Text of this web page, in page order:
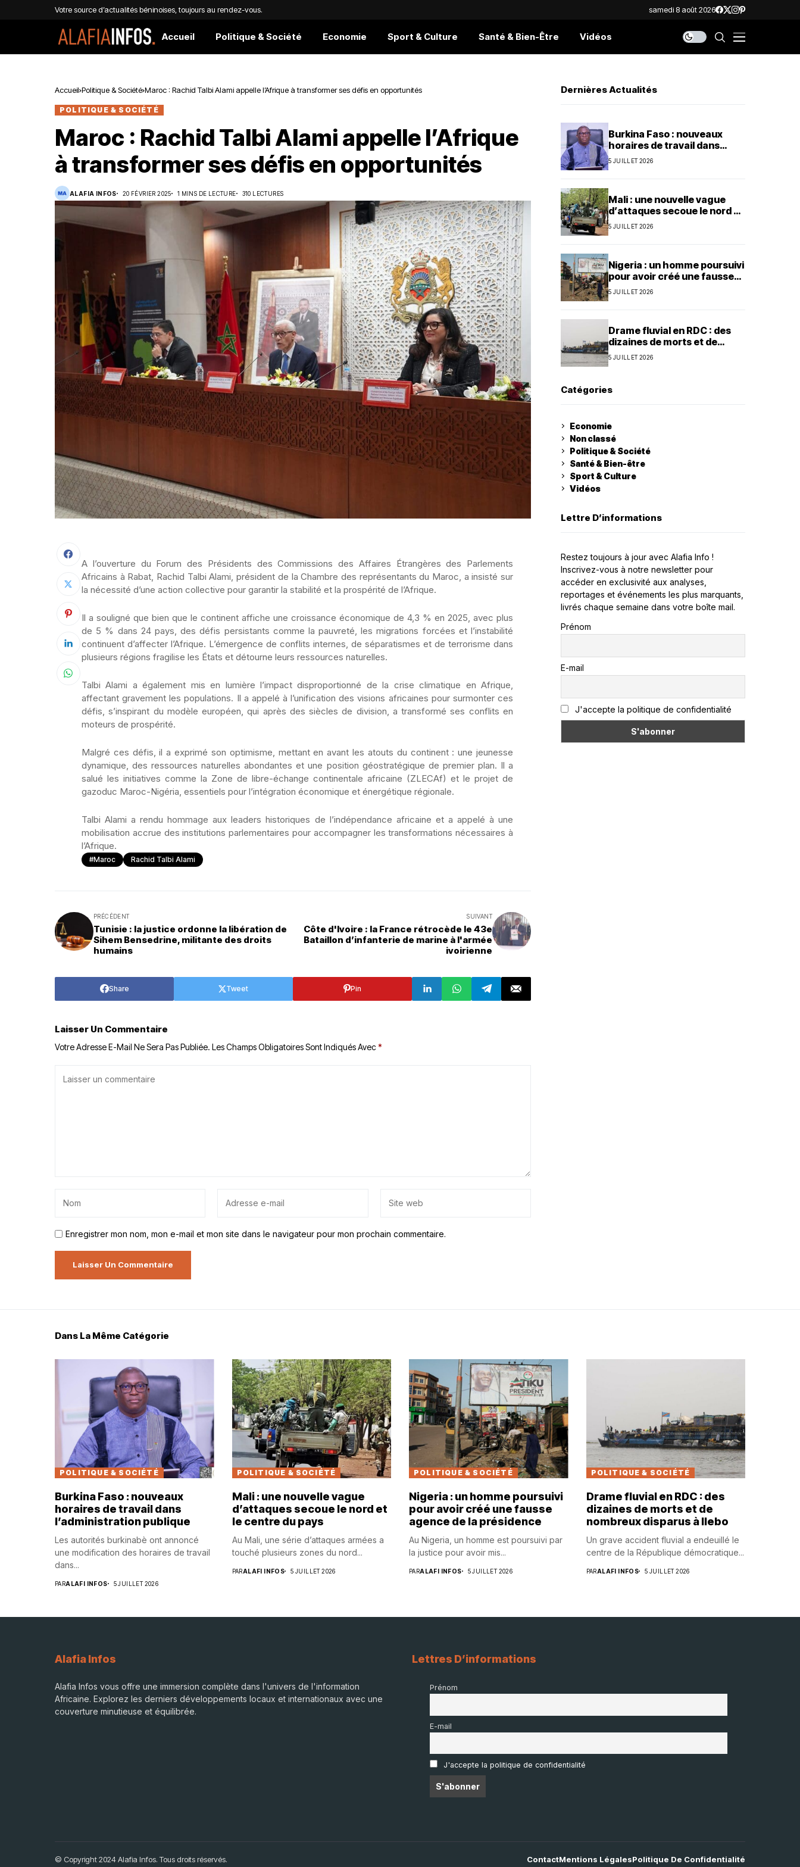
Votre source d’actualités béninoises, toujours au rendez-vous. samedi 8 août 2026
Accueil Politique & Société Economie Sport & Culture Santé & Bien-Être Vidéos
Accueil Politique & Société Maroc : Rachid Talbi Alami appelle l’Afrique à transformer ses défis en opportunités
POLITIQUE & SOCIÉTÉ
Maroc : Rachid Talbi Alami appelle l’Afrique
à transformer ses défis en opportunités
ALAFIA INFOS 20 FÉVRIER 2025 1 MINS DE LECTURE 310 LECTURES
A l’ouverture du Forum des Présidents des Commissions des Affaires Étrangères des Parlements
Africains à Rabat, Rachid Talbi Alami, président de la Chambre des représentants du Maroc, a insisté sur
la nécessité d’une action collective pour garantir la stabilité et la prospérité de l’Afrique.
Il a souligné que bien que le continent affiche une croissance économique de 4,3 % en 2025, avec plus
de 5 % dans 24 pays, des défis persistants comme la pauvreté, les migrations forcées et l’instabilité
continuent d’affecter l’Afrique. L’émergence de conflits internes, de séparatismes et de terrorisme dans
plusieurs régions fragilise les États et détourne leurs ressources naturelles.
Talbi Alami a également mis en lumière l’impact disproportionné de la crise climatique en Afrique,
affectant gravement les populations. Il a appelé à l’unification des visions africaines pour surmonter ces
défis, s’inspirant du modèle européen, qui après des siècles de division, a transformé ses conflits en
moteurs de prospérité.
Malgré ces défis, il a exprimé son optimisme, mettant en avant les atouts du continent : une jeunesse
dynamique, des ressources naturelles abondantes et une position géostratégique de premier plan. Il a
salué les initiatives comme la Zone de libre-échange continentale africaine (ZLECAf) et le projet de
gazoduc Maroc-Nigéria, essentiels pour l’intégration économique et énergétique régionale.
Talbi Alami a rendu hommage aux leaders historiques de l’indépendance africaine et a appelé à une
mobilisation accrue des institutions parlementaires pour accompagner les transformations nécessaires à
l’Afrique.
#Maroc Rachid Talbi Alami
PRÉCÉDENT
Tunisie : la justice ordonne la libération de
Sihem Bensedrine, militante des droits
humains
SUIVANT
Côte d'Ivoire : la France rétrocède le 43e
Bataillon d’infanterie de marine à l'armée
ivoirienne
Share Tweet Pin
Laisser Un Commentaire
Votre Adresse E-Mail Ne Sera Pas Publiée. Les Champs Obligatoires Sont Indiqués Avec*
Enregistrer mon nom, mon e-mail et mon site dans le navigateur pour mon prochain commentaire.
Dernières Actualités
Burkina Faso : nouveaux
horaires de travail dans
l’administration publique
5 JUILLET 2026
Mali : une nouvelle vague
d’attaques secoue le nord et
le centre du pays
5 JUILLET 2026
Nigeria : un homme poursuivi
pour avoir créé une fausse
agence de la présidence
5 JUILLET 2026
Drame fluvial en RDC : des
dizaines de morts et de
nombreux disparus à Ilebo
5 JUILLET 2026
Catégories
Economie
Non classé
Politique & Société
Santé & Bien-être
Sport & Culture
Vidéos
Lettre D’informations
Restez toujours à jour avec Alafia Info !
Inscrivez-vous à notre newsletter pour
accéder en exclusivité aux analyses,
reportages et événements les plus marquants,
livrés chaque semaine dans votre boîte mail.
Prénom
E-mail
J'accepte la politique de confidentialité
Dans La Même Catégorie
POLITIQUE & SOCIÉTÉ
Burkina Faso : nouveaux
horaires de travail dans
l’administration publique
Les autorités burkinabè ont annoncé
une modification des horaires de travail
dans...
PARALAFI INFOS 5 JUILLET 2026
POLITIQUE & SOCIÉTÉ
Mali : une nouvelle vague
d’attaques secoue le nord et
le centre du pays
Au Mali, une série d’attaques armées a
touché plusieurs zones du nord...
PARALAFI INFOS 5 JUILLET 2026
POLITIQUE & SOCIÉTÉ
Nigeria : un homme poursuivi
pour avoir créé une fausse
agence de la présidence
Au Nigeria, un homme est poursuivi par
la justice pour avoir mis...
PARALAFI INFOS 5 JUILLET 2026
POLITIQUE & SOCIÉTÉ
Drame fluvial en RDC : des
dizaines de morts et de
nombreux disparus à Ilebo
Un grave accident fluvial a endeuillé le
centre de la République démocratique...
PARALAFI INFOS 5 JUILLET 2026
Alafia Infos
Alafia Infos vous offre une immersion complète dans l'univers de l'information
Africaine. Explorez les derniers développements locaux et internationaux avec une
couverture minutieuse et équilibrée.
Lettres D’informations
Prénom
E-mail
J'accepte la politique de confidentialité
© Copyright 2024 Alafia Infos. Tous droits réservés. ContactMentions LégalesPolitique De Confidentialité